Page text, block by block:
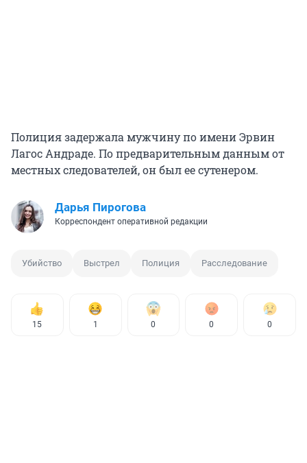
Полиция задержала мужчину по имени Эрвин
Лагос Андраде. По предварительным данным от
местных следователей, он был ее сутенером.
Дарья Пирогова
Корреспондент оперативной редакции
Убийство Выстрел Полиция Расследование
15 1 0 0 0